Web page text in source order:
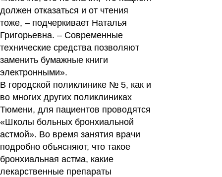
должен отказаться и от чтения
тоже, – подчеркивает Наталья
Григорьевна. – Современные
технические средства позволяют
заменить бумажные книги
электронными».
В городской поликлинике № 5, как и
во многих других поликлиниках
Тюмени, для пациентов проводятся
«Школы больных бронхиальной
астмой». Во время занятия врачи
подробно объясняют, что такое
бронхиальная астма, какие
лекарственные препараты